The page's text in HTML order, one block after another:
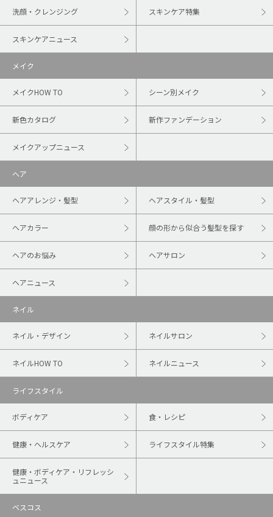
洗顔・クレンジング スキンケア特集
スキンケアニュース
メイク
メイクHOW TO シーン別メイク
新色カタログ 新作ファンデーション
メイクアップニュース
ヘア
ヘアアレンジ・髪型 ヘアスタイル・髪型
ヘアカラー 顔の形から似合う髪型を探す
ヘアのお悩み ヘアサロン
ヘアニュース
ネイル
ネイル・デザイン ネイルサロン
ネイルHOW TO ネイルニュース
ライフスタイル
ボディケア 食・レシピ
健康・ヘルスケア ライフスタイル特集
健康・ボディケア・リフレッシ
ュニュース
ベスコス